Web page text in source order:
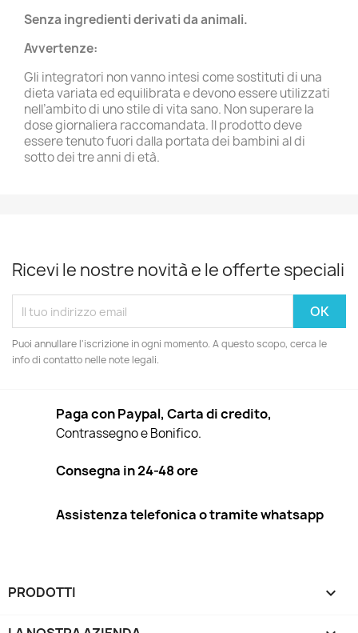
Senza ingredienti derivati da animali.
Avvertenze:
Gli integratori non vanno intesi come sostituti di una
dieta variata ed equilibrata e devono essere utilizzati
nell’ambito di uno stile di vita sano. Non superare la
dose giornaliera raccomandata. Il prodotto deve
essere tenuto fuori dalla portata dei bambini al di
sotto dei tre anni di età.
Ricevi le nostre novità e le offerte speciali
Puoi annullare l'iscrizione in ogni momento. A questo scopo, cerca le
info di contatto nelle note legali.
Paga con Paypal, Carta di credito,
Contrassegno e Bonifico.
Consegna in 24-48 ore
Assistenza telefonica o tramite whatsapp
PRODOTTI 